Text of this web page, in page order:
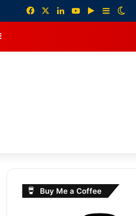
FacebookLinkedInYouTubeGoogle Play
Sidebar
Sidebar
Buy Me a Coffee